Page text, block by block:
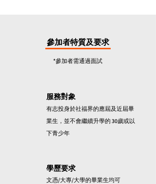
參加者特質及要求
*參加者需通過面試
服務對象
有志投身於社福界的應屆及近屆畢
業生，並不會繼續升學的 30歲或以
下青少年
學歷要求
文憑/大專/大學的畢業生均可